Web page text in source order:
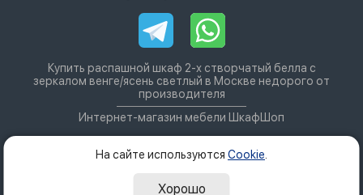
Купить распашной шкаф 2-х створчатый белла с
зеркалом венге/ясень светлый в Москве недорого от
производителя
Интернет-магазин мебели ШкафШоп
На сайте используются Cookie
Хорошо